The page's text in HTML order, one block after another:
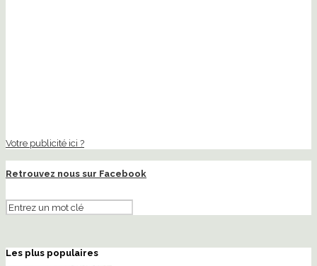
Votre publicité ici ?
Retrouvez nous sur Facebook
Les plus populaires